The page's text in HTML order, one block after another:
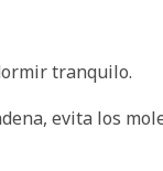
tranquilo.
evita los